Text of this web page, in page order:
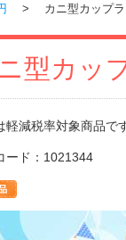
> カニ型カップラ
型カッ
減税率対象商品です
ード：1021344